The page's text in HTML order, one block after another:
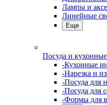
Лампы и
Линейные
Еще
Посуда и
-Кухонные
-Нарезка и
-Посуда для
-Посуда для
-Формы для